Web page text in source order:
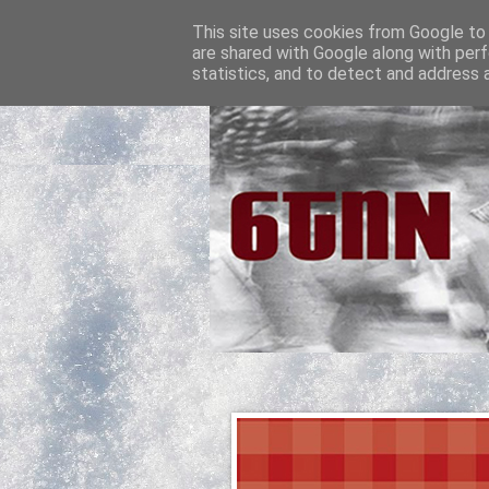
This site uses cookies from Google
are shared with Google along with
statistics, and to detect and address